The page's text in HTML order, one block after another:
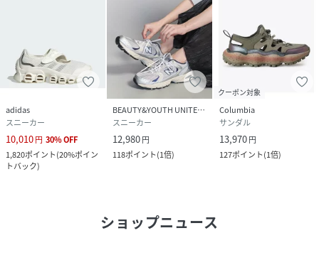
adidas
スニーカー
10,010円 30%OFF
1,820ポイント(20%ポイン
トバック)
BEAUTY&YOUTH UNITED ARROWS
スニーカー
12,980円
118ポイント(1倍)
クーポン対象
Columbia
サンダル
13,970円
127ポイント(1倍)
ショップニュース